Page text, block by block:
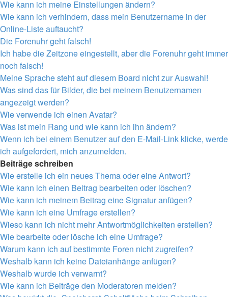
Wie kann ich meine Einstellungen ändern?
Wie kann ich verhindern, dass mein Benutzername in der
Online-Liste auftaucht?
Die Forenuhr geht falsch!
Ich habe die Zeitzone eingestellt, aber die Forenuhr geht immer
noch falsch!
Meine Sprache steht auf diesem Board nicht zur Auswahl!
Was sind das für Bilder, die bei meinem Benutzernamen
angezeigt werden?
Wie verwende ich einen Avatar?
Was ist mein Rang und wie kann ich ihn ändern?
Wenn ich bei einem Benutzer auf den E-Mail-Link klicke, werde
ich aufgefordert, mich anzumelden.
Beiträge schreiben
Wie erstelle ich ein neues Thema oder eine Antwort?
Wie kann ich einen Beitrag bearbeiten oder löschen?
Wie kann ich meinem Beitrag eine Signatur anfügen?
Wie kann ich eine Umfrage erstellen?
Wieso kann ich nicht mehr Antwortmöglichkeiten erstellen?
Wie bearbeite oder lösche ich eine Umfrage?
Warum kann ich auf bestimmte Foren nicht zugreifen?
Weshalb kann ich keine Dateianhänge anfügen?
Weshalb wurde ich verwarnt?
Wie kann ich Beiträge den Moderatoren melden?